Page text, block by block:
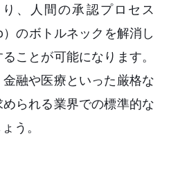
、人間の承認プロセス
のボトルネックを解消し
ことが可能になります。
融や医療といった厳格な
られる業界での標準的な
う。